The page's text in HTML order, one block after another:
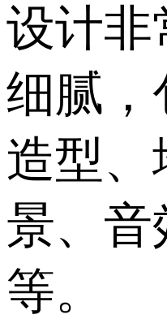
设计非
细腻，
造型、
景、音
等。